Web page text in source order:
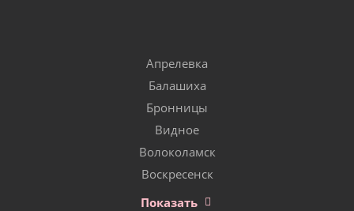
Апрелевка
Балашиха
Бронницы
Видное
Волоколамск
Воскресенск
Показать